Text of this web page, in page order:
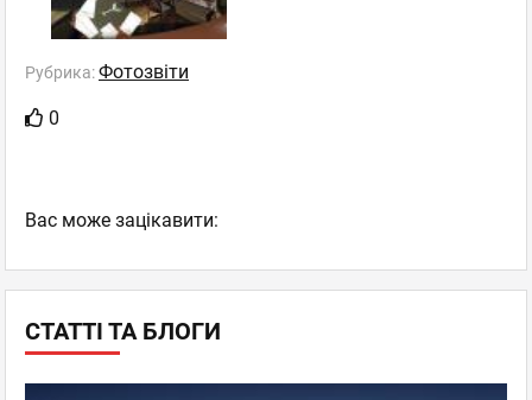
СТАТТІ ТА БЛОГИ
Рубрика:Фотозвіти
0
Вас може зацікавити: